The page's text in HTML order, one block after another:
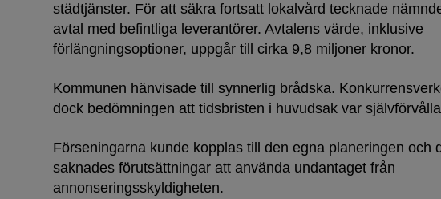
städtjänster. För att säkra fortsatt lokalvård tecknade
avtal med befintliga leverantörer. Avtalens värde, inklusive
förlängningsoptioner, uppgår till cirka 9,8 miljoner kronor.
Kommunen hänvisade till synnerlig brådska.
dock bedömningen att tidsbristen i huvudsak var
Förseningarna kunde kopplas till den egna planeringen och
saknades förutsättningar att använda undantaget från
annonseringsskyldigheten.